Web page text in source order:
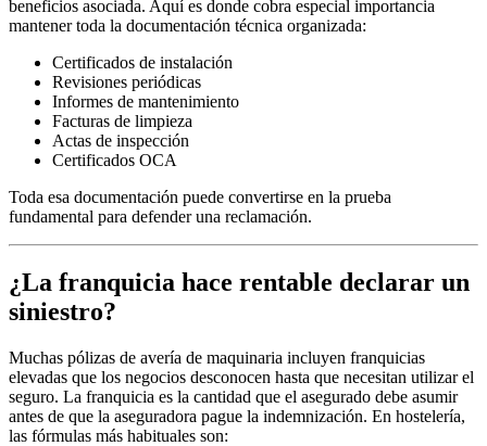
beneficios asociada. Aquí es donde cobra especial importancia
mantener toda la documentación técnica organizada:
Certificados de instalación
Revisiones periódicas
Informes de mantenimiento
Facturas de limpieza
Actas de inspección
Certificados OCA
Toda esa documentación puede convertirse en la prueba
fundamental para defender una reclamación.
¿La franquicia hace rentable declarar un
siniestro?
Muchas pólizas de avería de maquinaria incluyen franquicias
elevadas que los negocios desconocen hasta que necesitan utilizar el
seguro. La franquicia es la cantidad que el asegurado debe asumir
antes de que la aseguradora pague la indemnización. En hostelería,
las fórmulas más habituales son: